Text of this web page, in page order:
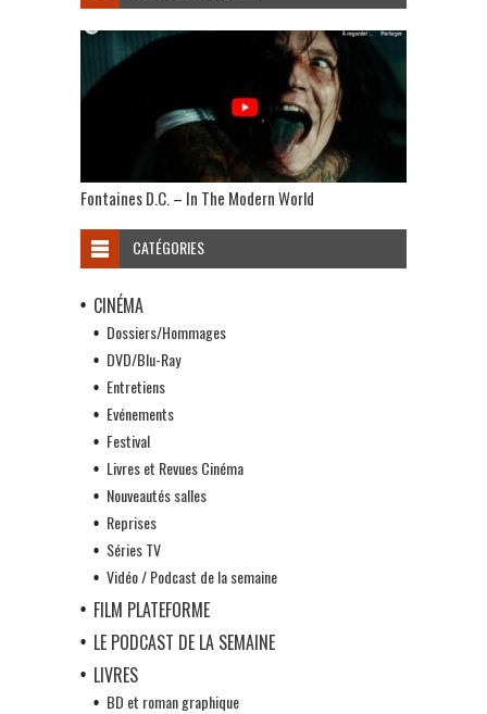
Fontaines D.C. – In The Modern World
CATÉGORIES
CINÉMA
Dossiers/Hommages
DVD/Blu-Ray
Entretiens
Evénements
Festival
Livres et Revues Cinéma
Nouveautés salles
Reprises
Séries TV
Vidéo / Podcast de la semaine
FILM PLATEFORME
LE PODCAST DE LA SEMAINE
LIVRES
BD et roman graphique